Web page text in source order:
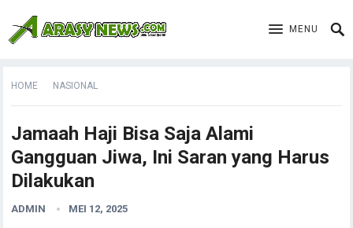
MENU
HOME NASIONAL
Jamaah Haji Bisa Saja Alami
Gangguan Jiwa, Ini Saran yang Harus
Dilakukan
ADMIN MEI 12, 2025